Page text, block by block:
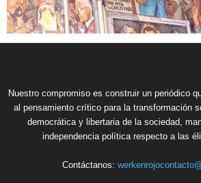
Nuestro compromiso es construir un periódico
al pensamiento crítico para la transformación
democrática y libertaria de la sociedad,
independencia política respecto a las
Contáctanos: